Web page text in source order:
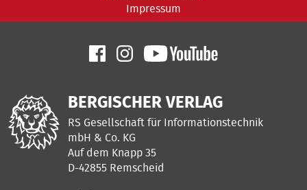
Impressum
BERGISCHER VERLAG
RS Gesellschaft für Informationstechnik
mbH & Co. KG
Auf dem Knapp 35
D-42855 Remscheid